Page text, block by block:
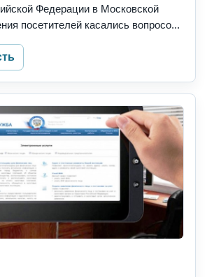
Федерации в Московской
посетителей касались вопросо...